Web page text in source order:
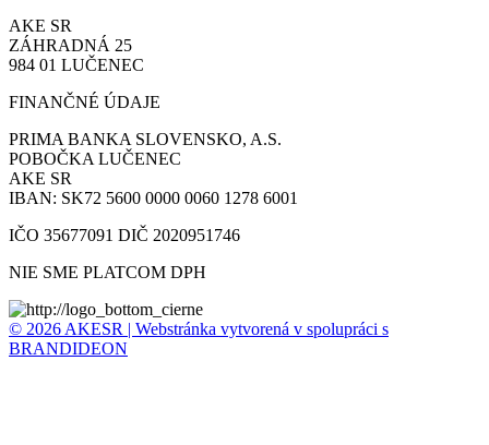
AKE SR
ZÁHRADNÁ 25
984 01 LUČENEC
FINANČNÉ ÚDAJE
PRIMA BANKA SLOVENSKO, A.S.
POBOČKA LUČENEC
AKE SR
IBAN: SK72 5600 0000 0060 1278 6001
IČO 35677091 DIČ 2020951746
NIE SME PLATCOM DPH
© 2026 AKESR | Webstránka vytvorená v spolupráci s
BRANDIDEON